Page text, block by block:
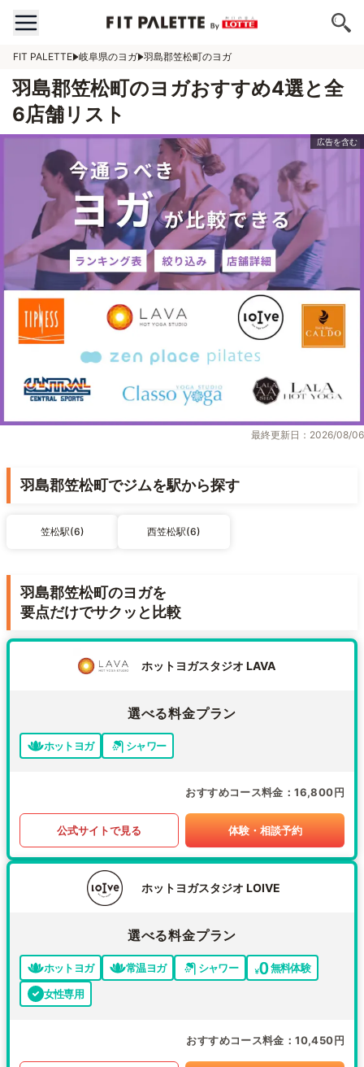
FIT PALETTE 岐阜県のヨガ 羽島郡笠松町のヨガ
羽島郡笠松町のヨガおすすめ4選と全
6店舗リスト
最終更新日：2026/08/06
羽島郡笠松町でジムを駅から探す
笠松駅(6) 西笠松駅(6)
羽島郡笠松町のヨガを
要点だけでサクッと比較
ホットヨガスタジオ LAVA
選べる料金プラン
ホットヨガ シャワー
おすすめコース料金 16,800円
公式サイトで見る 体験・相談予約
ホットヨガスタジオ LOIVE
選べる料金プラン
ホットヨガ 常温ヨガ シャワー
無料体験
女性専用
おすすめコース料金 10,450円